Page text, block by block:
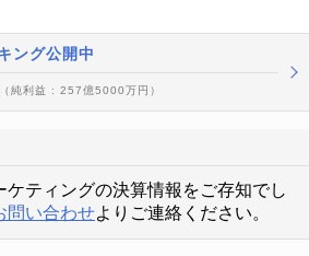
ング公開中
（純利益 : 257億5000万円）
ティングの決算情報をご存知でし
問い合わせよりご連絡ください。